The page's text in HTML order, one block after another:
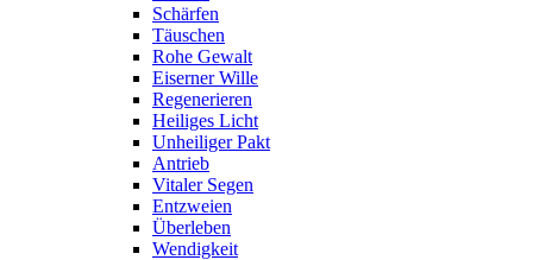
Schärfen
Täuschen
Rohe Gewalt
Eiserner Wille
Regenerieren
Heiliges Licht
Unheiliger Pakt
Antrieb
Vitaler Segen
Entzweien
Überleben
Wendigkeit